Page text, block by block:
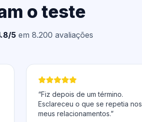
o teste
5em 8.200 avaliações
“Fiz depois de um término.
Esclareceu o que se repetia nos
meus relacionamentos.”